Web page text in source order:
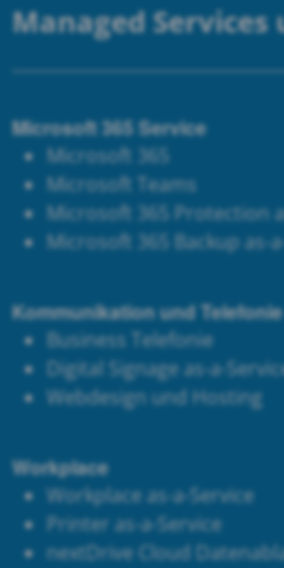
Managed
Microsoft 365 Service
Microsoft 365
Microsoft Teams
Microsoft 365 Protection
Microsoft 365 Backup as-
Kommunikation und Telefonie
Business Telefonie
Digital Signage as-a-
Webdesign und Hosting
Workplace
Workplace as-a-Service
Printer as-a-Service
nextDrive Cloud